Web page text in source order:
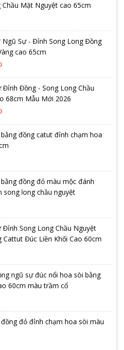
Chầu Mặt Nguyệt cao 65cm
Ngũ Sự - Đỉnh Song Long Đồng
cao 65cm
Đỉnh Đồng - Song Long Chầu
68cm Mẫu Mới 2026
đồng catut đỉnh chạm hoa
đồng đỏ màu mộc đánh
song long chầu nguyệt
Đỉnh Song Long Chầu Nguyệt
Cattut Đúc Liền Khối Cao 60cm
ngũ sự đúc nổi hoa sòi bằng
60cm màu trầm cổ
đỏ đỉnh chạm hoa sòi màu